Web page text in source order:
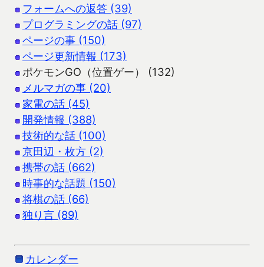
フォームへの返答 (39)
プログラミングの話 (97)
ページの事 (150)
ページ更新情報 (173)
ポケモンGO（位置ゲー） (132)
メルマガの事 (20)
家電の話 (45)
開発情報 (388)
技術的な話 (100)
京田辺・枚方 (2)
携帯の話 (662)
時事的な話題 (150)
将棋の話 (66)
独り言 (89)
カレンダー